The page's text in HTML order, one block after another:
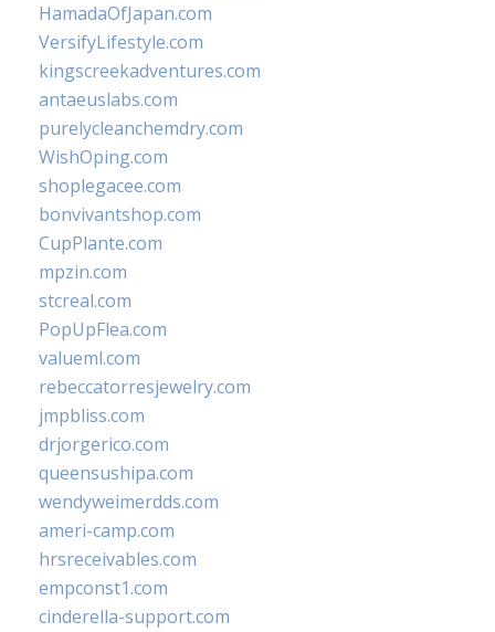
HamadaOfJapan.com
VersifyLifestyle.com
kingscreekadventures.com
antaeuslabs.com
purelycleanchemdry.com
WishOping.com
shoplegacee.com
bonvivantshop.com
CupPlante.com
mpzin.com
stcreal.com
PopUpFlea.com
valueml.com
rebeccatorresjewelry.com
jmpbliss.com
drjorgerico.com
queensushipa.com
wendyweimerdds.com
ameri-camp.com
hrsreceivables.com
empconst1.com
cinderella-support.com